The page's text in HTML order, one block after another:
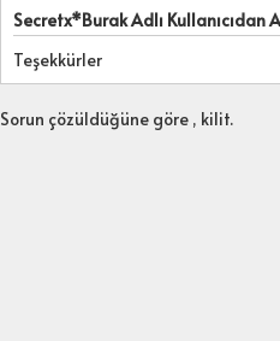
Secretx*Burak Adlı Kullanıcıdan
Teşekkürler
Sorun çözüldüğüne göre , kilit.